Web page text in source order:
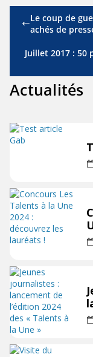
Le coup de
achés de
Juillet 2017 : 50
Actualités